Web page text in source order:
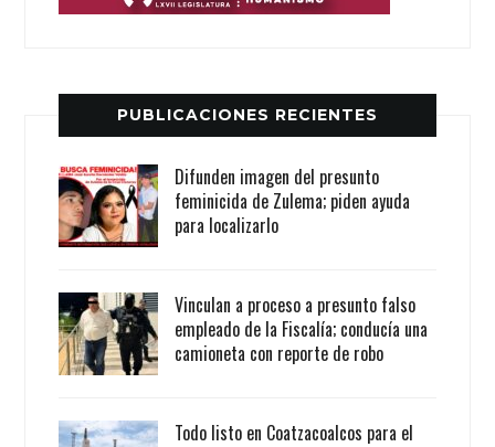
PUBLICACIONES RECIENTES
Difunden imagen del presunto
feminicida de Zulema; piden ayuda
para localizarlo
Vinculan a proceso a presunto falso
empleado de la Fiscalía; conducía una
camioneta con reporte de robo
Todo listo en Coatzacoalcos para el